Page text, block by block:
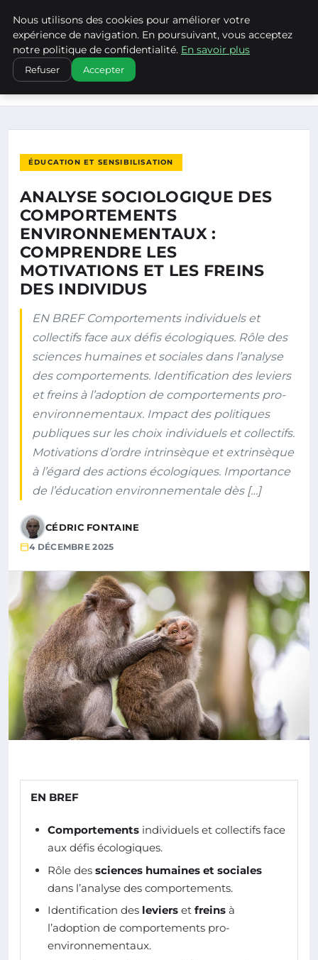
CLIMATECHANGENEBRASKA
ACCUEIL
ÉDUCATION ET SENSIBILISATION
ANALYSE SOCIOLOGIQUE DES COMPORTEMENTS
ÉDUCATION ET SENSIBILISATION
ANALYSE SOCIOLOGIQUE DES
COMPORTEMENTS
ENVIRONNEMENTAUX :
COMPRENDRE LES
MOTIVATIONS ET LES FREINS
DES INDIVIDUS
EN BREF Comportements individuels et
collectifs face aux défis écologiques. Rôle des
sciences humaines et sociales dans l’analyse
des comportements. Identification des leviers
et freins à l’adoption de comportements pro-
environnementaux. Impact des politiques
publiques sur les choix individuels et collectifs.
Motivations d’ordre intrinsèque et extrinsèque
à l’égard des actions écologiques. Importance
de l’éducation environnementale dès […]
CÉDRIC FONTAINE
4 DÉCEMBRE 2025
EN BREF
Comportements individuels et collectifs face
aux défis écologiques.
Rôle des sciences humaines et sociales
dans l’analyse des comportements.
Identification des leviers et freins à
l’adoption de comportements pro-
environnementaux.
Nous utilisons des cookies pour améliorer votre
expérience de navigation. En poursuivant, vous acceptez
notre politique de confidentialité. En savoir plus
Refuser Accepter